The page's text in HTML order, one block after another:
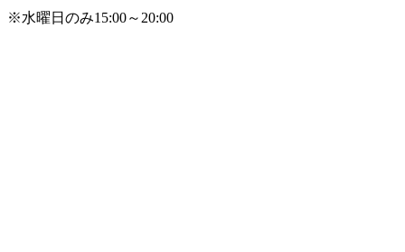
※水曜日のみ15:00～20:00